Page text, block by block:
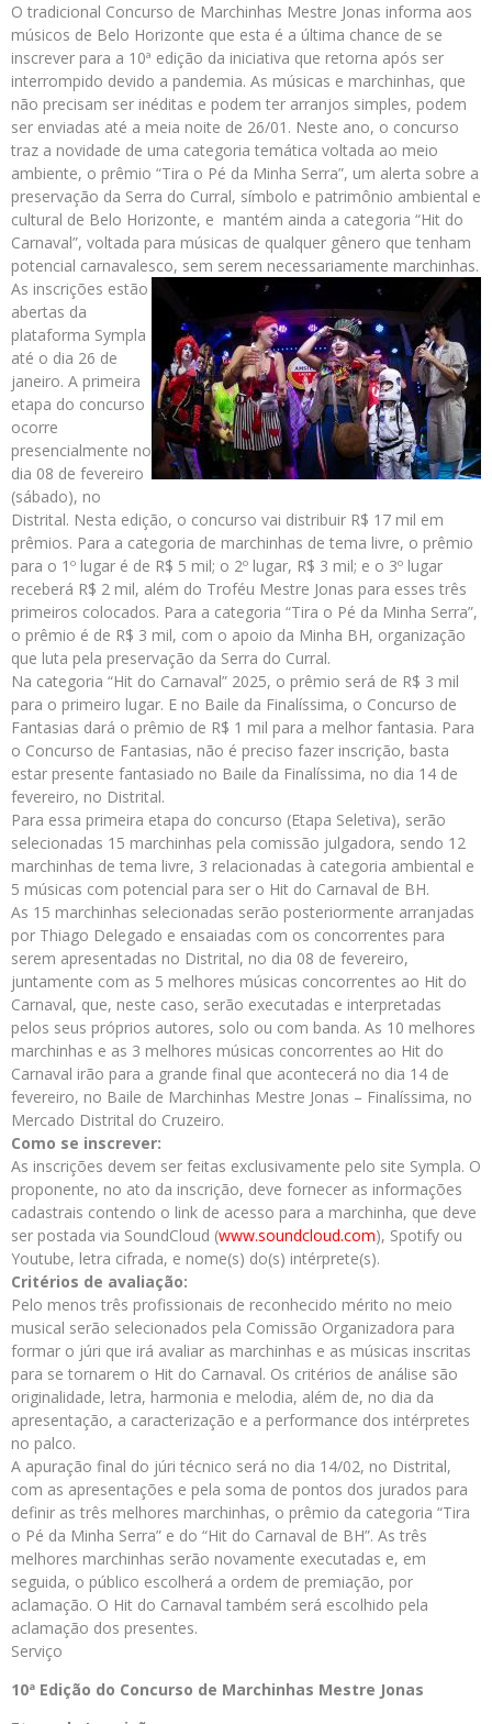
O tradicional Concurso de Marchinhas Mestre Jonas informa aos
músicos de Belo Horizonte que esta é a última chance de se
inscrever para a 10ª edição da iniciativa que retorna após ser
interrompido devido a pandemia. As músicas e marchinhas, que
não precisam ser inéditas e podem ter arranjos simples, podem
ser enviadas até a meia noite de 26/01. Neste ano, o concurso
traz a novidade de uma categoria temática voltada ao meio
ambiente, o prêmio “Tira o Pé da Minha Serra”, um alerta sobre a
preservação da Serra do Curral, símbolo e patrimônio ambiental e
cultural de Belo Horizonte, e mantém ainda a categoria “Hit do
Carnaval”, voltada para músicas de qualquer gênero que tenham
potencial carnavalesco, sem serem necessariamente marchinhas.
As inscrições estão
abertas da
plataforma Sympla
até o dia 26 de
janeiro. A primeira
etapa do concurso
ocorre
presencialmente no
dia 08 de fevereiro
(sábado), no
Distrital. Nesta edição, o concurso vai distribuir R$ 17 mil em
prêmios. Para a categoria de marchinhas de tema livre, o prêmio
para o 1º lugar é de R$ 5 mil; o 2º lugar, R$ 3 mil; e o 3º lugar
receberá R$ 2 mil, além do Troféu Mestre Jonas para esses três
primeiros colocados. Para a categoria “Tira o Pé da Minha Serra”,
o prêmio é de R$ 3 mil, com o apoio da Minha BH, organização
que luta pela preservação da Serra do Curral.
Na categoria “Hit do Carnaval” 2025, o prêmio será de R$ 3 mil
para o primeiro lugar. E no Baile da Finalíssima, o Concurso de
Fantasias dará o prêmio de R$ 1 mil para a melhor fantasia. Para
o Concurso de Fantasias, não é preciso fazer inscrição, basta
estar presente fantasiado no Baile da Finalíssima, no dia 14 de
fevereiro, no Distrital.
Para essa primeira etapa do concurso (Etapa Seletiva), serão
selecionadas 15 marchinhas pela comissão julgadora, sendo 12
marchinhas de tema livre, 3 relacionadas à categoria ambiental e
5 músicas com potencial para ser o Hit do Carnaval de BH.
As 15 marchinhas selecionadas serão posteriormente arranjadas
por Thiago Delegado e ensaiadas com os concorrentes para
serem apresentadas no Distrital, no dia 08 de fevereiro,
juntamente com as 5 melhores músicas concorrentes ao Hit do
Carnaval, que, neste caso, serão executadas e interpretadas
pelos seus próprios autores, solo ou com banda. As 10 melhores
marchinhas e as 3 melhores músicas concorrentes ao Hit do
Carnaval irão para a grande final que acontecerá no dia 14 de
fevereiro, no Baile de Marchinhas Mestre Jonas – Finalíssima, no
Mercado Distrital do Cruzeiro.
Como se inscrever:
As inscrições devem ser feitas exclusivamente pelo site Sympla. O
proponente, no ato da inscrição, deve fornecer as informações
cadastrais contendo o link de acesso para a marchinha, que deve
ser postada via SoundCloud (www.soundcloud.com), Spotify ou
Youtube, letra cifrada, e nome(s) do(s) intérprete(s).
Critérios de avaliação:
Pelo menos três profissionais de reconhecido mérito no meio
musical serão selecionados pela Comissão Organizadora para
formar o júri que irá avaliar as marchinhas e as músicas inscritas
para se tornarem o Hit do Carnaval. Os critérios de análise são
originalidade, letra, harmonia e melodia, além de, no dia da
apresentação, a caracterização e a performance dos intérpretes
no palco.
A apuração final do júri técnico será no dia 14/02, no Distrital,
com as apresentações e pela soma de pontos dos jurados para
definir as três melhores marchinhas, o prêmio da categoria “Tira
o Pé da Minha Serra” e do “Hit do Carnaval de BH”. As três
melhores marchinhas serão novamente executadas e, em
seguida, o público escolherá a ordem de premiação, por
aclamação. O Hit do Carnaval também será escolhido pela
aclamação dos presentes.
Serviço
10ª Edição do Concurso de Marchinhas Mestre Jonas